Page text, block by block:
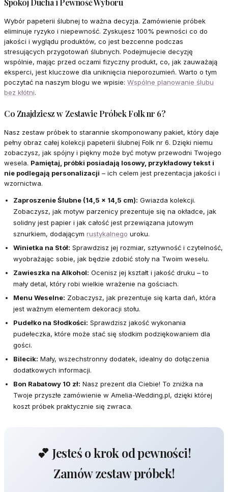
Spokój Ducha i Pewność Wyboru
Wybór papeterii ślubnej to ważna decyzja. Zamówienie próbek
eliminuje ryzyko i niepewność. Zyskujesz 100% pewności co do
jakości i wyglądu produktów, co jest bezcenne podczas
stresujących przygotowań ślubnych. Podejmujecie decyzję
wspólnie, mając przed oczami fizyczny produkt, co, jak zauważają
eksperci, jest kluczowe dla uniknięcia nieporozumień. Warto o tym
poczytać na naszym blogu we wpisie: Wspólne planowanie ślubu
bez kłótni.
Co Znajdziesz w Zestawie Próbek Folk nr 6?
Nasz zestaw próbek to starannie skomponowany pakiet, który daje
pełny obraz całej kolekcji papeterii ślubnej Folk nr 6. Dzięki niemu
zobaczysz, jak spójny i piękny może być motyw przewodni Twojego
wesela. Pamiętaj, próbki posiadają losowy, przykładowy tekst i
nie podlegają personalizacji – ich celem jest prezentacja jakości i
wzornictwa.
Zaproszenie Ślubne (14,5 x 14,5 cm): Gwiazda kolekcji.
Zobaczysz, jak motyw parzenicy prezentuje się na okładce, jak
solidny jest papier i jak całość jest przewiązana jutowym
sznurkiem, dodającym rustykalnego uroku.
Winietka na Stół: Sprawdzisz jej rozmiar, sztywność i czytelność,
wyobrażając sobie, jak będzie zdobić stoły na Twoim weselu.
Zawieszka na Alkohol: Ocenisz jej kształt i jakość druku – to
mały detal, który robi wielkie wrażenie na gościach.
Menu Weselne: Zobaczysz, jak prezentuje się karta dań, która
jest ważnym elementem dekoracji stołu.
Pudełko na Słodkości: Sprawdzisz jakość wykonania
pudełeczka, które może stać się słodkim podziękowaniem dla
gości.
Bilecik: Mały, wszechstronny dodatek, idealny do dołączenia
dodatkowych informacji.
Bon Rabatowy 10 zł: Nasz prezent dla Ciebie! To zniżka na
Twoje przyszłe zamówienie w Amelia-Wedding.pl, dzięki której
koszt próbek praktycznie się zwraca.
💕 Jesteś o krok od pewności!
Zamów zestaw próbek!